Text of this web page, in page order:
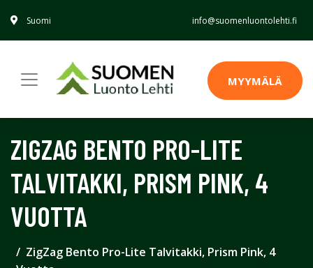
Suomi info@suomenluontolehti.fi
MYYMÄLÄ
ZIGZAG BENTO PRO-LITE
TALVITAKKI, PRISM PINK, 4
VUOTTA
ZigZag Bento Pro-Lite Talvitakki, Prism Pink, 4